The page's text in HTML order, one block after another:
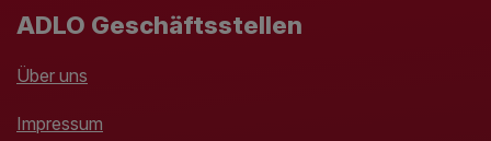
ADLO Geschäftsstellen
Über uns
Impressum